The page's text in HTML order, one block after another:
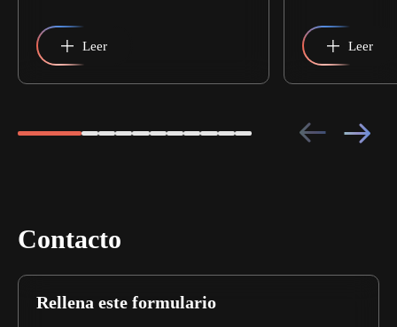
Leer Leer
Contacto
Rellena este formulario